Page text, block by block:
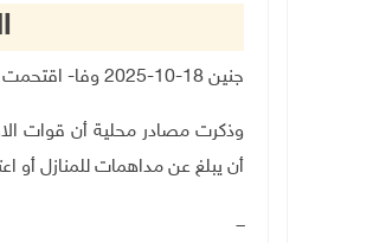
جنين 18-10-2025 وفا- اقتحمت قوات الاحتلال الإسرائيلي، مساء اليوم السبت، بلدة عرابة، جنوب جنين.
وذكرت مصادر محلية أن قوات
أن يبلغ عن مداهمات للمنازل أو
ـــ